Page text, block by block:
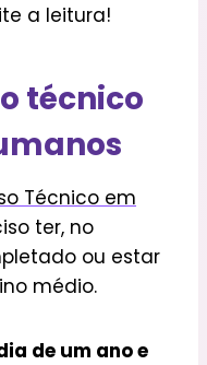
a leitura!
técnico
Técnico em
ter, no
ou estar
médio.
de um ano e